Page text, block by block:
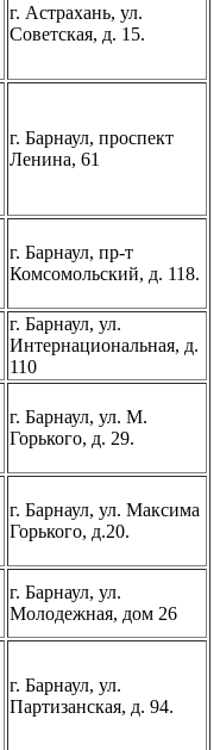
г. Астрахань, ул.
Советская, д. 15.
г. Барнаул, проспект
Ленина, 61
г. Барнаул, пр-т
Комсомольский, д. 118.
г. Барнаул, ул.
Интернациональная, д.
110
г. Барнаул, ул. М.
Горького, д. 29.
г. Барнаул, ул. Максима
Горького, д.20.
г. Барнаул, ул.
Молодежная, дом 26
г. Барнаул, ул.
Партизанская, д. 94.